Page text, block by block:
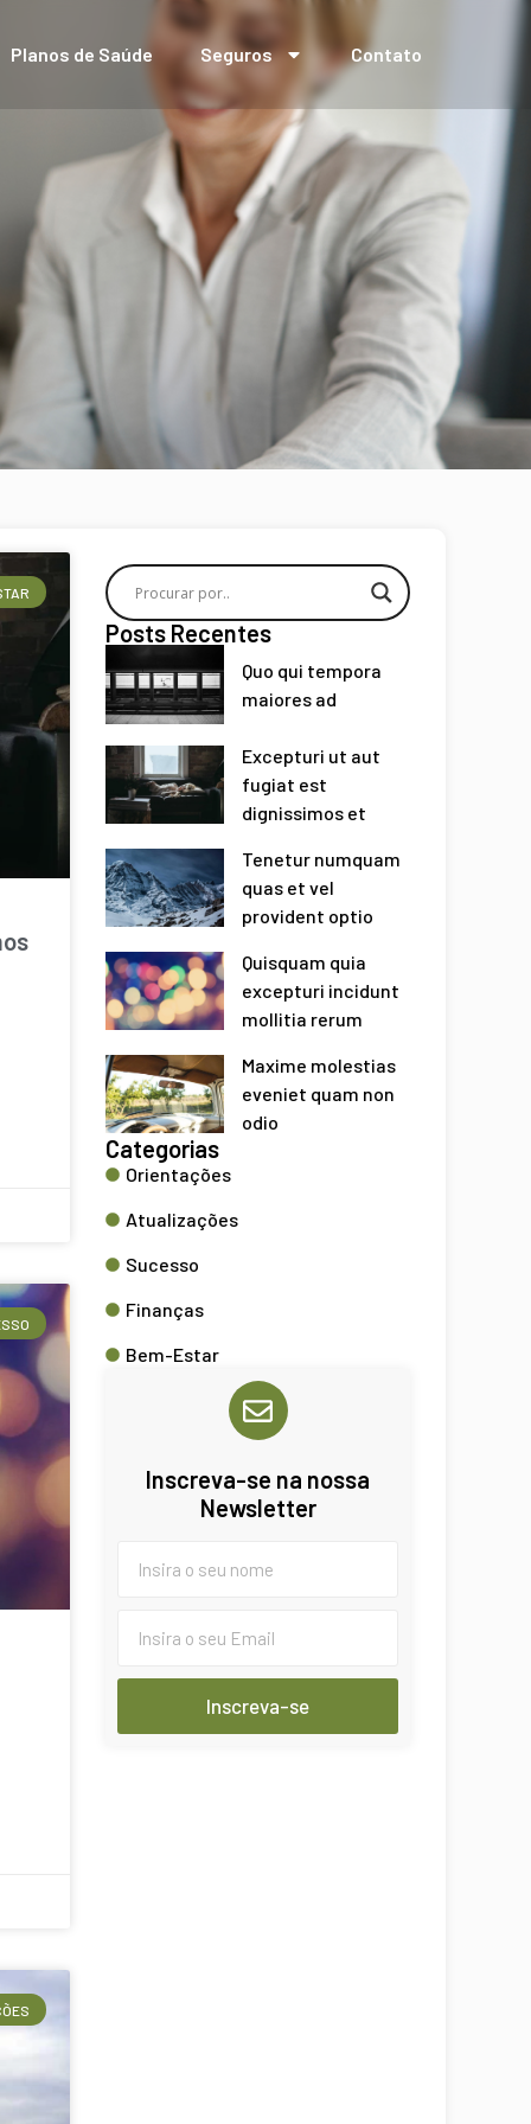
Planos de Saúde Seguros Contato
Posts Recentes
Quo qui tempora
maiores ad
Excepturi ut aut
fugiat est
dignissimos et
Tenetur numquam
quas et vel
provident optio
Quisquam quia
excepturi incidunt
mollitia rerum
Maxime molestias
eveniet quam non
odio
Categorias
Orientações
Atualizações
Sucesso
Finanças
Bem-Estar
Inscreva-se na nossa
Newsletter
Inscreva-se